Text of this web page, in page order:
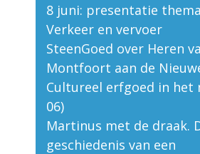
8 juni: presentatie
Verkeer en vervoer
SteenGoed over Heren
Montfoort aan de
Cultureel erfgoed in het
06)
Martinus met de draak.
geschiedenis van een